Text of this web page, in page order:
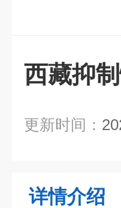
西藏抑
更新时间：
详情介绍